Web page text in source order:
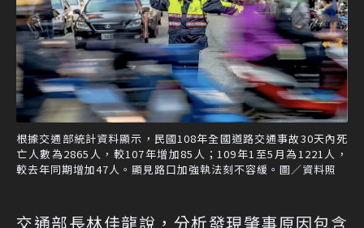
根據交通部統計資料顯示，民國108年全國道路交通事故30天內死
亡人數為2865人，較107年增加85人；109年1至5月為1221人，
較去年同期增加47人。顯見路口加強執法刻不容緩。圖／資料照
交通部長林佳龍說，分析發現肇事原因包含